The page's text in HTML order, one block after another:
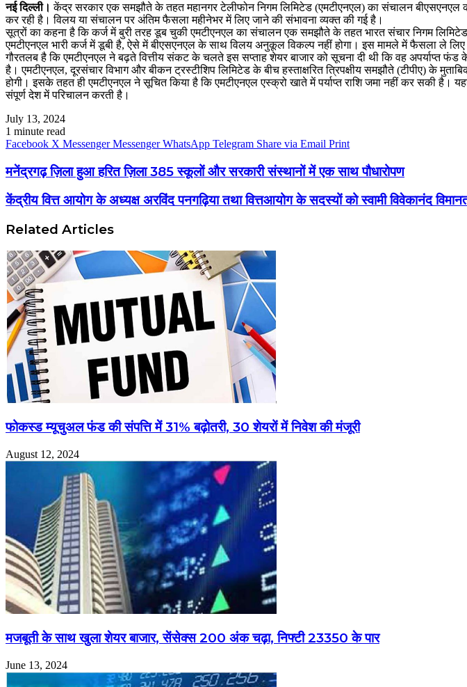
नई दिल्ली।केंद्र सरकार एक समझौते के तहत महानगर टेलीफोन निगम लिमिटेड (एमटीएनएल) का संचालन बीएसएनएल
कर रही है। विलय या संचालन पर अंतिम फैसला महीनेभर में लिए जाने की संभावना व्यक्त की गई है।
सूत्रों का कहना है कि कर्ज में बुरी तरह डूब चुकी एमटीएनएल का संचालन एक समझौते के तहत भारत संचार निगम
एमटीएनएल भारी कर्ज में डूबी है, ऐसे में बीएसएनएल के साथ विलय अनुकूल विकल्प नहीं होगा। इस मामले में फैसला ले
गौरतलब है कि एमटीएनएल ने बढ़ते वित्तीय संकट के चलते इस सप्ताह शेयर बाजार को सूचना दी थी कि वह अपर्याप्त
है। एमटीएनएल, दूरसंचार विभाग और बीकन ट्रस्टीशिप लिमिटेड के बीच हस्ताक्षरित त्रिपक्षीय समझौते (टीपीए) के
होगी। इसके तहत ही एमटीएनएल ने सूचित किया है कि एमटीएनएल एस्क्रो खाते में पर्याप्त राशि जमा नहीं कर सकी
संपूर्ण देश में परिचालन करती है।
July 13, 2024
1 minute read
Facebook X Messenger Messenger WhatsApp Telegram Share via Email Print
मनेंद्रगढ़ ज़िला हुआ हरित ज़िला 385 स्कूलों और सरकारी संस्थानों में एक साथ पौधारोपण
केंद्रीय वित्त आयोग के अध्यक्ष अरविंद पनगढ़िया तथा वित्तआयोग के सदस्यों को स्वामी विवेकानंद
Related Articles
फोकस्ड म्यूचुअल फंड की संपत्ति में 31% बढ़ोतरी, 30 शेयरों में निवेश की मंजूरी
August 12, 2024
मजबूती के साथ खुला शेयर बाजार, सेंसेक्स 200 अंक चढ़ा, निफ्टी 23350 के पार
June 13, 2024